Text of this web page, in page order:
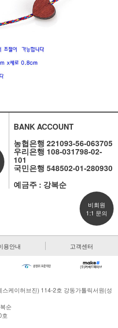
BANK ACCOUNT
농협은행 221093-56-063705
우리은행 108-031798-02-
101
국민은행 548502-01-280930
예금주 : 강복순
비회원
1:1 문의
용안내 고객센터
케이허브진) 114-2호 강동가톨릭서원(성
순
호